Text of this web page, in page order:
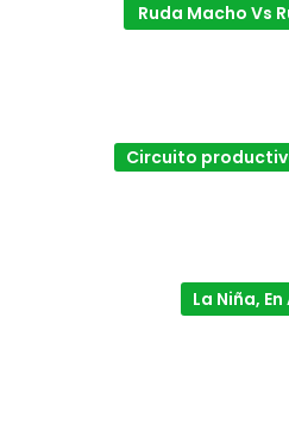
Ruda Macho Vs
Circuito
La Niña,